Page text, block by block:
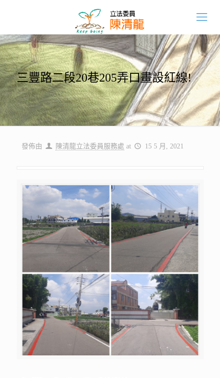
三豐路二段20巷205弄口畫設紅線!
發佈由 陳清龍立法委員服務處 at 15 5 月, 2021